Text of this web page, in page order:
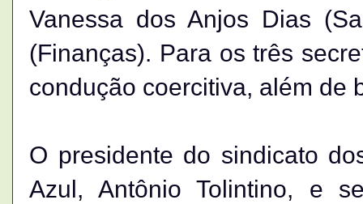
Vanessa dos Anjos Dias
(Finanças). Para os três
condução coercitiva, além de
O presidente do sindicato
Azul, Antônio Tolintino, e